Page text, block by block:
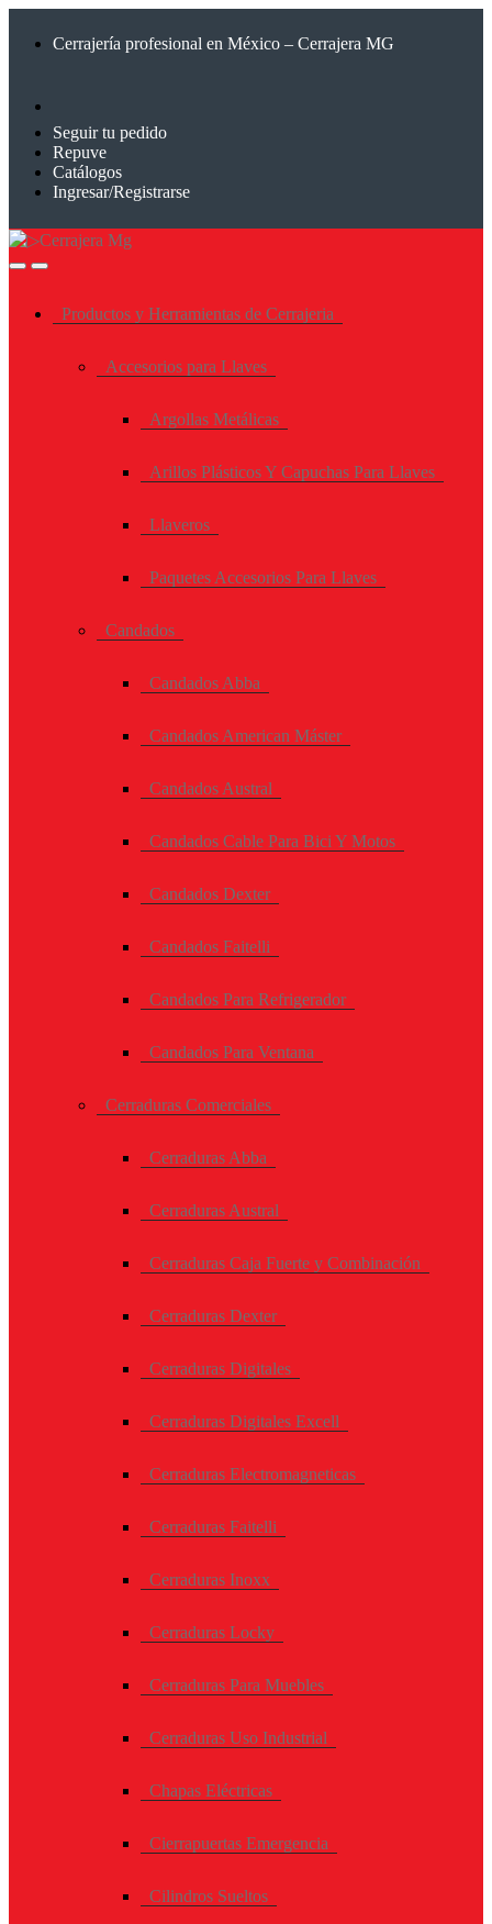
Cerrajería profesional en México – Cerrajera MG
Seguir tu pedido
Repuve
Catálogos
Ingresar/Registrarse
Productos y Herramientas de Cerrajeria
Accesorios para Llaves
Argollas Metálicas
Arillos Plásticos Y Capuchas Para Llaves
Llaveros
Paquetes Accesorios Para Llaves
Candados
Candados Abba
Candados American Máster
Candados Austral
Candados Cable Para Bici Y Motos
Candados Dexter
Candados Faitelli
Candados Para Refrigerador
Candados Para Ventana
Cerraduras Comerciales
Cerraduras Abba
Cerraduras Austral
Cerraduras Caja Fuerte y Combinación
Cerraduras Dexter
Cerraduras Digitales
Cerraduras Digitales Excell
Cerraduras Electromagneticas
Cerraduras Faitelli
Cerraduras Inoxx
Cerraduras Locky
Cerraduras Para Muebles
Cerraduras Uso Industrial
Chapas Eléctricas
Cierrapuertas Emergencia
Cilindros Sueltos